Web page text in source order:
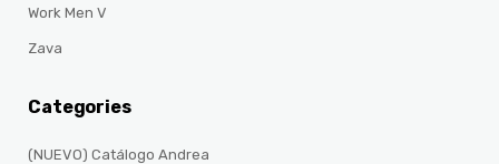
Work Men V
Zava
Categories
(NUEVO) Catálogo Andrea